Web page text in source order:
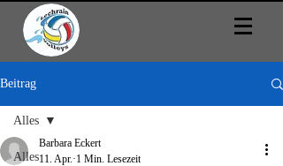
Beitrag
Alles
Alles
Barbara Eckert
11. Apr. 1 Min. Lesezeit